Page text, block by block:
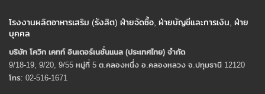
โรงงานผลิตอาหารเสริม (รังสิต) ฝ่ายจัดซื้อ, ฝ่ายบัญชีและการเงิน, ฝ่าย
บุคคล
บริษัท โควิก เคทท์ อินเตอร์เนชั่นแนล (ประเทศไทย) จํากัด
9/18-19, 9/20, 9/55 หมู่ที่ 5 ต.คลองหนึ่ง อ.คลองหลวง จ.ปทุมธานี 12120
โทร: 02-516-1671